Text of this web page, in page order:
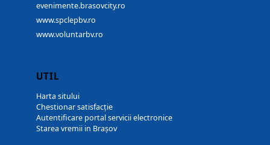
evenimente.brasovcity.ro
www.spclepbv.ro
www.voluntarbv.ro
UTIL
Harta sitului
Chestionar satisfacție
Autentificare portal servicii electronice
Starea vremii in Brașov